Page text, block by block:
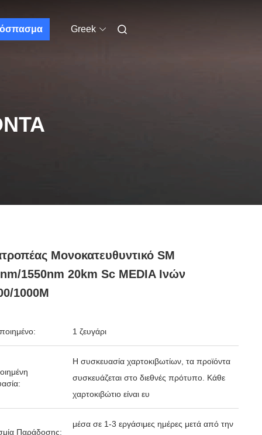
Greek
Μονοκατευθυντικό SM
1550nm 20km Sc MEDIA Ινών
1000M
1 ζευγάρι
Η συσκευασία χαρτοκιβωτίων, τα προϊόντα
συσκευάζεται στο διεθνές πρότυπο. Κάθε
χαρτοκιβώτιο είναι ευ
Παράδοσης:
μέσα σε 1-3 εργάσιμες ημέρες μετά από την